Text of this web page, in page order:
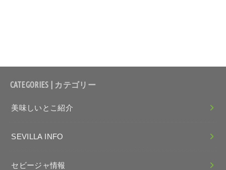
CATEGORIES | カテゴリー
美味しいとこ紹介
SEVILLA INFO
セビージャ情報